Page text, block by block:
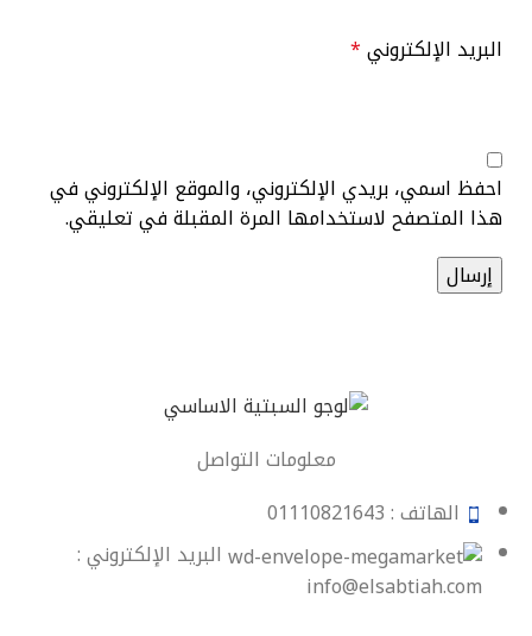
البريد الإلكتروني*
احفظ اسمي، بريدي الإلكتروني، والموقع الإلكتروني في
هذا المتصفح لاستخدامها المرة المقبلة في تعليقي.
معلومات التواصل
الهاتف : 01110821643
البريد الإلكتروني :
info@elsabtiah.com